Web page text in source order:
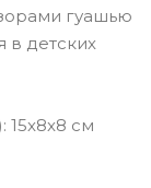
гуашью
детских
см